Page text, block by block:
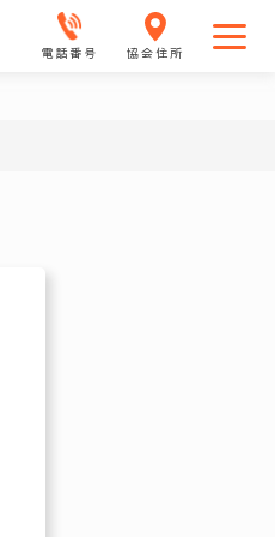
電話番号 協会住所